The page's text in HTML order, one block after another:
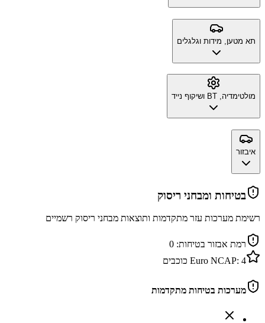
תא מטען, מידות וגלגלים
מולטימדיה, BT ושיקוף נייד
איבזור
בטיחות ומבחני ריסוק
רשימת מערכות עזר מתקדמות ותוצאות מבחני ריסוק רשמיים
רמת אבזור בטיחות: 0
Euro NCAP: 4 כוכבים
מערכות בטיחות מתקדמות